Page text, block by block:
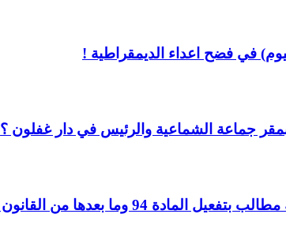
في فضح اعداء الديمقراطية !
جماعة الشماعية والرئيس في دار غفلون ؟
رقم 113.14 لزجر الاستغلال الجسيم للسيارات الجماعية بالإقليم ؟